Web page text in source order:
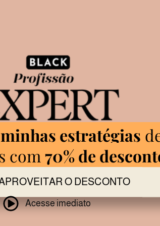
minhas estratégias
com70% de
O DESCONTO
Acesse imediato